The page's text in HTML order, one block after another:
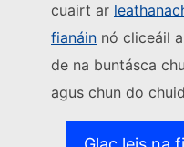
cuairt ar
fianáin nó cliceáil
de na buntásca
agus chun do
Lean an Coimisiún
Sonraí teagmhála
Leochaileacht TF a
Teangacha ar ár
(External link)